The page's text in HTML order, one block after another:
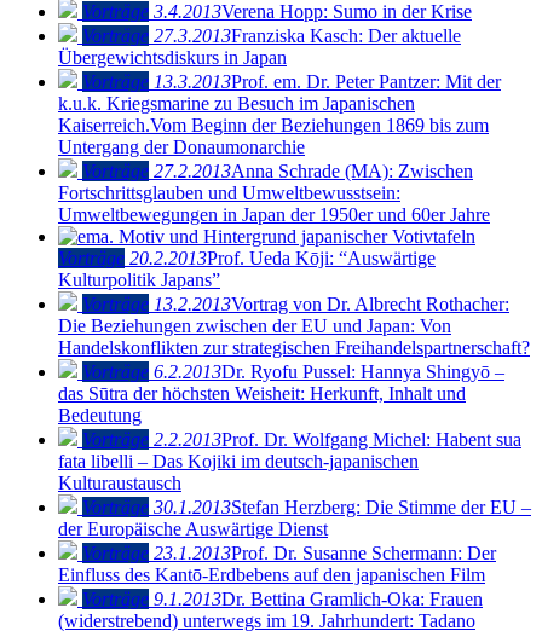
Vorträge 3.4.2013Verena Hopp: Sumo in der Krise
Vorträge 27.3.2013Franziska Kasch: Der aktuelle
Übergewichtsdiskurs in Japan
Vorträge 13.3.2013Prof. em. Dr. Peter Pantzer: Mit der
k.u.k. Kriegsmarine zu Besuch im Japanischen
Kaiserreich.Vom Beginn der Beziehungen 1869 bis zum
Untergang der Donaumonarchie
Vorträge 27.2.2013Anna Schrade (MA): Zwischen
Fortschrittsglauben und Umweltbewusstsein:
Umweltbewegungen in Japan der 1950er und 60er Jahre
Vorträge 20.2.2013Prof. Ueda Kōji: “Auswärtige
Kulturpolitik Japans”
Vorträge 13.2.2013Vortrag von Dr. Albrecht Rothacher:
Die Beziehungen zwischen der EU und Japan: Von
Handelskonflikten zur strategischen Freihandelspartnerschaft?
Vorträge 6.2.2013Dr. Ryofu Pussel: Hannya Shingyō –
das Sūtra der höchsten Weisheit: Herkunft, Inhalt und
Bedeutung
Vorträge 2.2.2013Prof. Dr. Wolfgang Michel: Habent sua
fata libelli – Das Kojiki im deutsch-japanischen
Kulturaustausch
Vorträge 30.1.2013Stefan Herzberg: Die Stimme der EU ‒
der Europäische Auswärtige Dienst
Vorträge 23.1.2013Prof. Dr. Susanne Schermann: Der
Einfluss des Kantō-Erdbebens auf den japanischen Film
Vorträge 9.1.2013Dr. Bettina Gramlich-Oka: Frauen
(widerstrebend) unterwegs im 19. Jahrhundert: Tadano